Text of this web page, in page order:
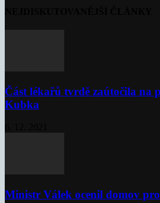
Část lékařů tvrdě zaútočila na
Kubka
Ministr Válek ocenil domov